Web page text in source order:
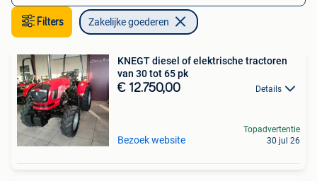
Filters Zakelijke goederen
KNEGT diesel of elektrische tractoren
van 30 tot 65 pk
€ 12.750,00 Details
Bezoek website
Topadvertentie
30 jul 26